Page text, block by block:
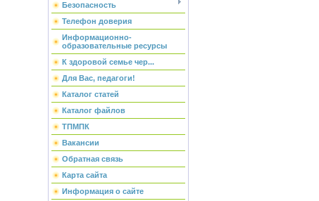
Безопасность
Телефон доверия
Информационно-
образовательные ресурсы
К здоровой семье чер...
Для Вас, педагоги!
Каталог статей
Каталог файлов
ТПМПК
Вакансии
Обратная связь
Карта сайта
Информация о сайте